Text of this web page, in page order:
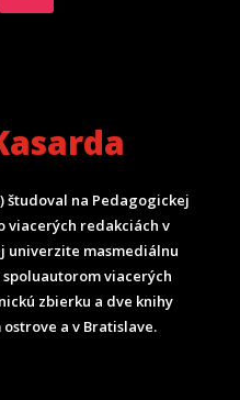
študoval na Pedagogickej
viacerých redakciách v
univerzite masmediálnu
viacerých
zbierku a dve knihy
a v Bratislave.